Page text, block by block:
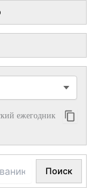
ежегодник
Поиск